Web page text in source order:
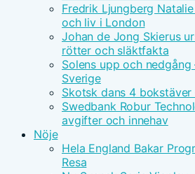
Fredrik Ljungberg
och liv i London
Johan de Jong Skierus
rötter och släktfakta
Solens upp och
Sverige
Skotsk dans 4
Swedbank Robur
avgifter och innehav
Nöje
Hela England Bakar
Resa